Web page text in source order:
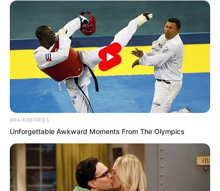
BRAINBERRIES
Unforgettable Awkward Moments From The Olympics